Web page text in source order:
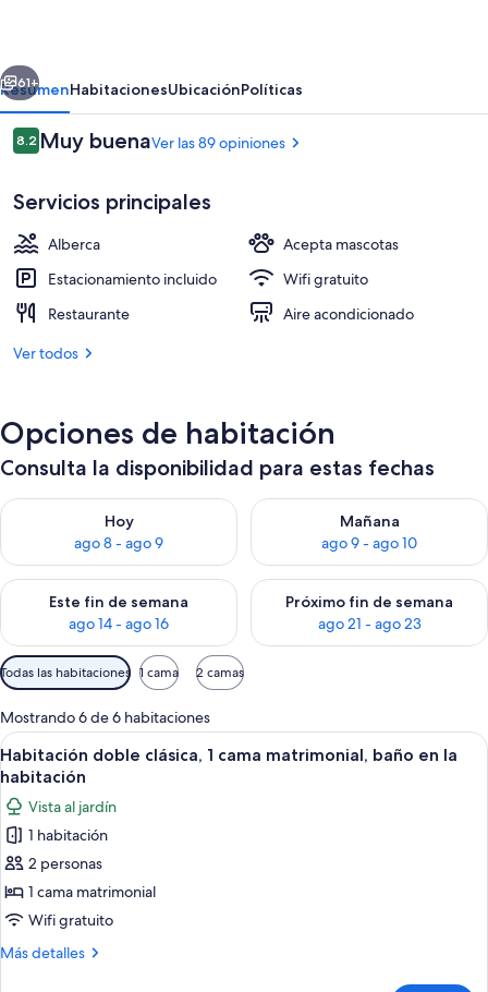
Alberca al aire libre por temporada y
Siguiente
61+
ResumenHabitacionesUbicaciónPolíticas
Opiniones
8.28.2 de 10,
Muy buenaVer las 89 opiniones
Servicios principales
Alberca
Acepta mascotas
Estacionamiento incluido
Wifi gratuito
Restaurante
Aire acondicionado
Ver todos
Opciones de habitación
Consulta la disponibilidad para estas fechas
Hoy
ago 8 - ago 9
Consulta la disponibilidad para hoy ago 8 - ago 9
Mañana
ago 9 - ago 10
Consulta la disponibilidad
Este fin de semana
ago 14 - ago 16
Consulta la disponibilidad para este fin de semana ago 14 -
Próximo fin de semana
ago 21 - ago 23
Consulta la disponibilidad
Filtros
disponibles
para
las
habitaciones
Todas las habitaciones 1 cama 2 camas
Mostrando 6 de 6 habitaciones
Abrir
todas
las
fotos
de
Habitación
doble
clásica,
1
Un edificio con techo de tejas,
6
Habitación doble clásica, 1 cama matrimonial, baño en la
habitación
Vista al jardín
1 habitación
2 personas
1 cama matrimonial
Wifi gratuito
Más detalles
Más